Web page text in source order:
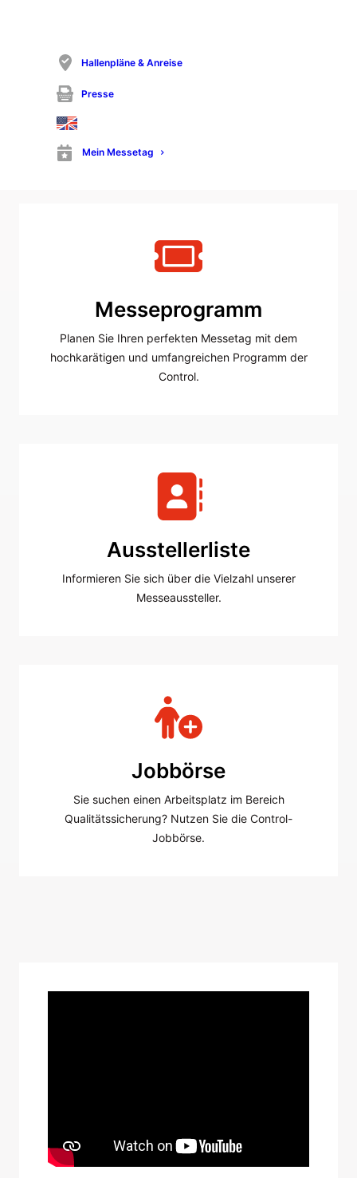
Hallenpläne & Anreise
Presse
Mein Messetag
Anfahrt & Hallenpläne
Schnelle und unkomplizierte Anreise zur Messe
Messeprogramm
Planen Sie Ihren perfekten Messetag mit dem
hochkarätigen und umfangreichen Programm der
Control.
Ausstellerliste
Informieren Sie sich über die Vielzahl unserer
Messeaussteller.
Jobbörse
Sie suchen einen Arbeitsplatz im Bereich
Qualitätssicherung? Nutzen Sie die Control-
Jobbörse.